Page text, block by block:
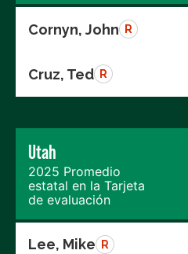
Cornyn, John R
Cruz, Ted R
Utah
2025 Promedio
estatal en la Tarjeta
de evaluación
Lee, Mike R